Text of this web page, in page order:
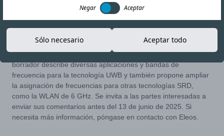
Anunciada originalmente en abril de 2025, la consulta se retiró
días después por razones no reveladas. Cabe recordar que el
borrador describe diversas aplicaciones y bandas de
frecuencia para la tecnología UWB y también propone ampliar
la asignación de frecuencias para otras tecnologías SRD,
como la WLAN de 6 GHz. Se invita a las partes interesadas a
enviar sus comentarios antes del 13 de junio de 2025. Si
necesita más información, póngase en contacto con Eleos.
Negar
Aceptar
Sólo necesario Aceptar todo